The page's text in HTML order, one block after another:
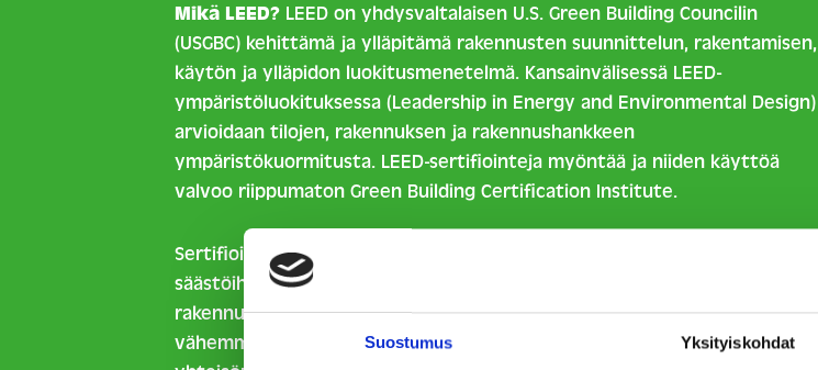
Suostumus Yksityiskohdat
Mikä LEED?LEED on yhdysvaltalaisen U.S. Green Building Councilin
(USGBC) kehittämä ja ylläpitämä rakennusten suunnittelun, rakentamisen,
käytön ja ylläpidon luokitusmenetelmä. Kansainvälisessä LEED-
ympäristöluokituksessa (Leadership in Energy and Environmental Design)
arvioidaan tilojen, rakennuksen ja rakennushankkeen
ympäristökuormitusta. LEED-sertifiointeja myöntää ja niiden käyttöä
valvoo riippumaton Green Building Certification Institute.
Sertifioinnin myötä saadaan työkalut rakennuksen kestävään ylläpitoon ja
säästöihin muun muassa energiankulutuksessa. LEED-sertifioidut
rakennukset käyttävät vähemmän energiaa ja vettä, tuottavat
vähemmän jätettä, niiden sisäilman laatu on parempi ja ne kuormittavat